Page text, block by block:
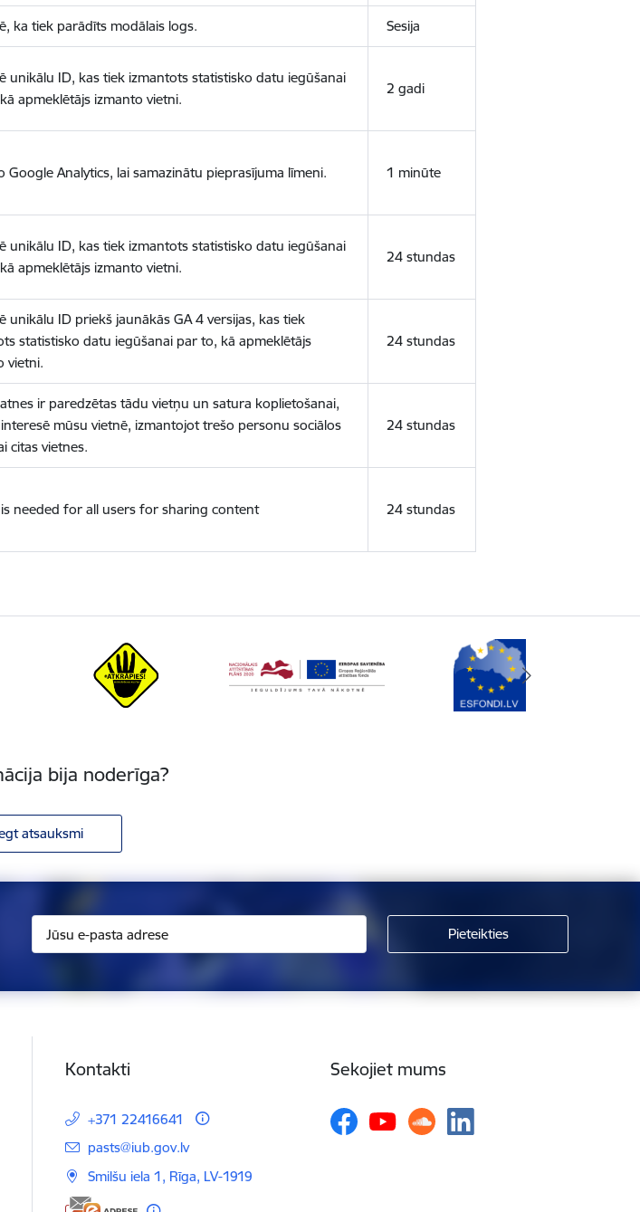
ka tiek parādīts modālais logs. Sesija
unikālu ID, kas tiek izmantots statistisko datu iegūšanai
apmeklētājs izmanto vietni.
2 gadi
Google Analytics, lai samazinātu pieprasījuma līmeni. 1 minūte
unikālu ID, kas tiek izmantots statistisko datu iegūšanai
apmeklētājs izmanto vietni.
24 stundas
unikālu ID priekš jaunākās GA 4 versijas, kas tiek
statistisko datu iegūšanai par to, kā apmeklētājs
vietni.
24 stundas
ir paredzētas tādu vietņu un satura koplietošanai,
mūsu vietnē, izmantojot trešo personu sociālos
citas vietnes.
24 stundas
needed for all users for sharing content 24 stundas
bija noderīga?
atsauksmi
Kontakti
+371 22416641
E-pasts:
pasts@iub.gov.lv
Smilšu iela 1, Rīga, LV-1919
Sekojiet mums